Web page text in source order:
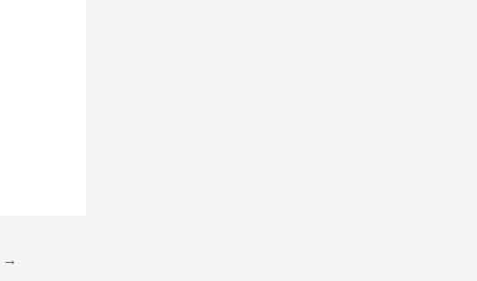
→